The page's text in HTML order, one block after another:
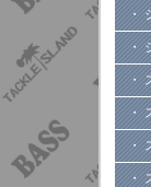
・
・
・
・
・
・